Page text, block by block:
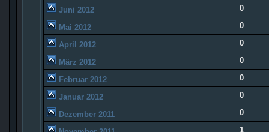
Juni 2012 0
Mai 2012 0
April 2012 0
März 2012 0
Februar 2012 0
Januar 2012 0
Dezember 2011 0
1